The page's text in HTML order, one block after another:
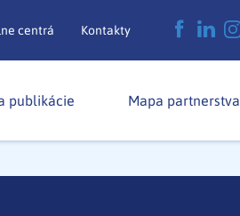
centrá Kontakty
publikácie Mapa partnerstva